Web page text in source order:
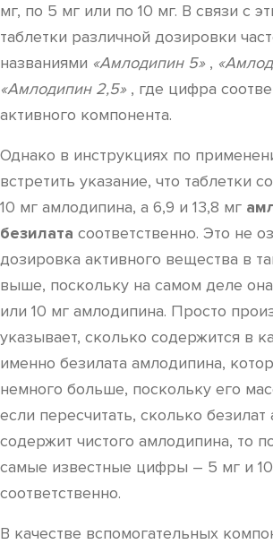
мг, по 5 мг или по 10 мг. В связи с
таблетки различной дозировки
названиями «Амлодипин 5»,
«Амлодипин 2,5», где цифра
активного компонента.
Однако в инструкциях по
встретить указание, что таблетки
10 мг амлодипина, а 6,9 и 13,8 мг
безилата соответственно. Это не
дозировка активного вещества в
выше, поскольку на самом деле она
или 10 мг амлодипина. Просто
указывает, сколько содержится в
именно безилата амлодипина,
немного больше, поскольку его
если пересчитать, сколько
содержит чистого амлодипина, то
самые известные цифры – 5 мг и
соответственно.
В качестве вспомогательных